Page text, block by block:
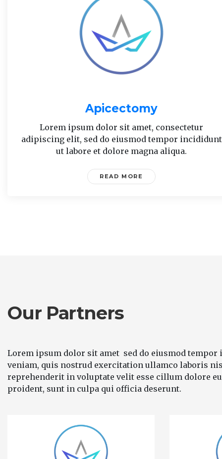
Apicectomy
Lorem ipsum dolor sit amet, consectetur
adipiscing elit, sed do eiusmod tempor incididunt
ut labore et dolore magna aliqua.
READ MORE
Our Partners
Lorem ipsum dolor sit amet sed do eiusmod
veniam, quis nostrud exercitation ullamco laboris
reprehenderit in voluptate velit esse cillum dolore
proident, sunt in culpa qui officia deserunt.